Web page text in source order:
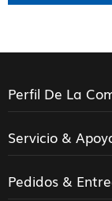
Perfil De La
Servicio &
Pedidos &